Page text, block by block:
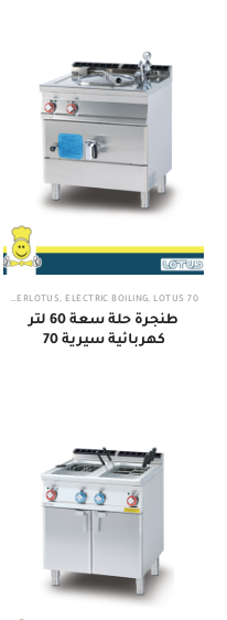
70 IPERLOTUS ,ELECTRIC BOILING, LOTUS
طنجرة حلة سعة 60 لتر
كهربائية سيرية 70